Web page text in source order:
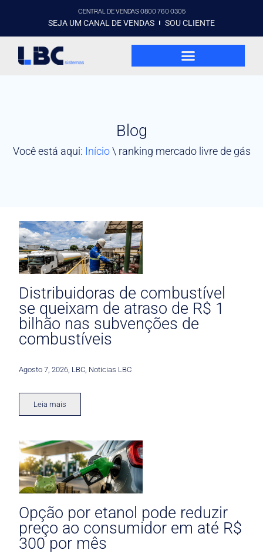
CENTRAL DE VENDAS 0800 760 0305
SEJA UM CANAL DE VENDAS SOU CLIENTE
Blog
Você está aqui: Início\ ranking mercado livre de gás
Distribuidoras de combustível
se queixam de atraso de R$ 1
bilhão nas subvenções de
combustíveis
Agosto 7, 2026 LBC Noticias LBC
Leia mais
Opção por etanol pode reduzir
preço ao consumidor em até R$
300 por mês